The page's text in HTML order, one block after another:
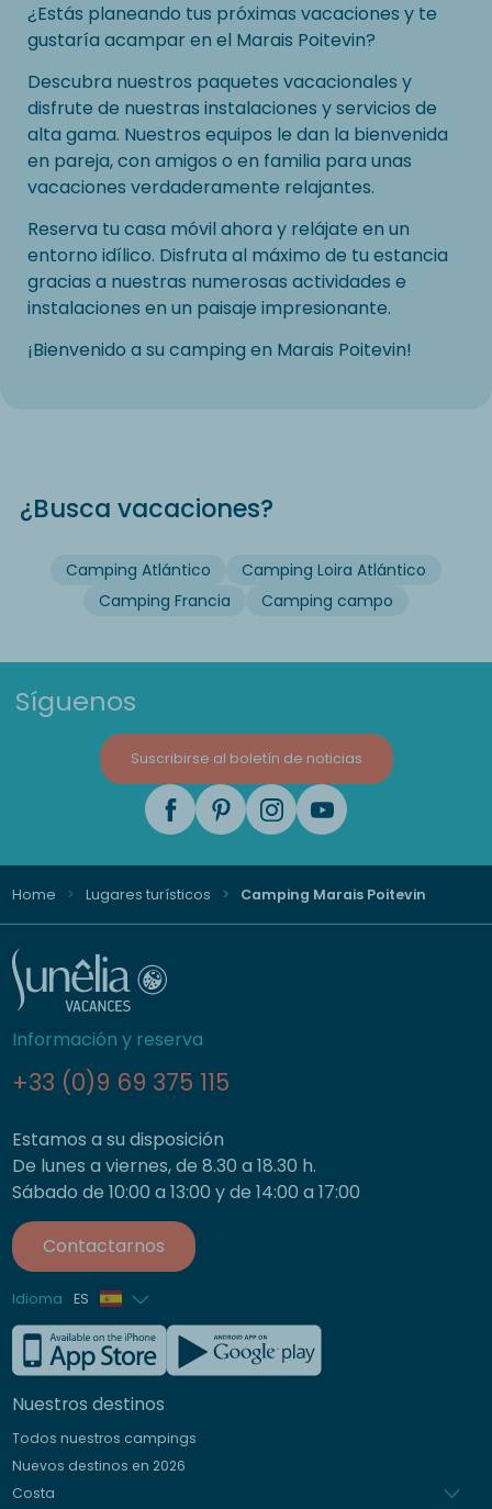
¿Estás planeando tus próximas vacaciones y te
gustaría acampar en el Marais Poitevin?
Descubra nuestros paquetes vacacionales y
disfrute de nuestras instalaciones y servicios de
alta gama. Nuestros equipos le dan la bienvenida
en pareja, con amigos o en familia para unas
vacaciones verdaderamente relajantes.
Reserva tu casa móvil ahora y relájate en un
entorno idílico. Disfruta al máximo de tu estancia
gracias a nuestras numerosas actividades e
instalaciones en un paisaje impresionante.
¡Bienvenido a su camping en Marais Poitevin!
¿Busca vacaciones?
Camping Atlántico
Camping Loira Atlántico
Camping Francia
Camping campo
Síguenos
Suscribirse al boletín de noticias
Home Lugares turísticos Camping Marais Poitevin
Información y reserva
+33 (0)9 69 375 115
Estamos a su disposición
De lunes a viernes, de 8.30 a 18.30 h.
Sábado de 10:00 a 13:00 y de 14:00 a 17:00
Contactarnos
Idioma ES
Francés
Inglés
Alemán
Nuestros destinos
Todos nuestros campings
Nuevos destinos en 2026
Costa